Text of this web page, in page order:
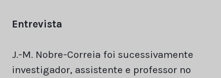
Entrevista
J.-M. Nobre-Correia foi sucessivamente
investigador, assistente e professor no